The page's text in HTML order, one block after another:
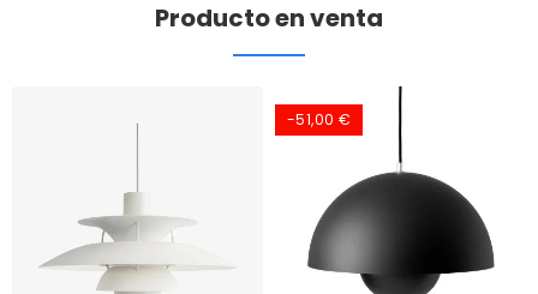
Producto en venta
-51,00 €